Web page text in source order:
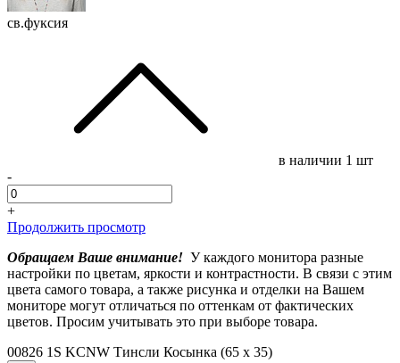
св.фуксия
в наличии 1 шт
-
+
Продолжить просмотр
Обращаем Ваше внимание! У каждого монитора разные
настройки по цветам, яркости и контрастности. В связи с этим
цвета самого товара, а также рисунка и отделки на Вашем
мониторе могут отличаться по оттенкам от фактических
цветов. Просим учитывать это при выборе товара.
00826 1S KCNW Тинсли Косынка (65 x 35)